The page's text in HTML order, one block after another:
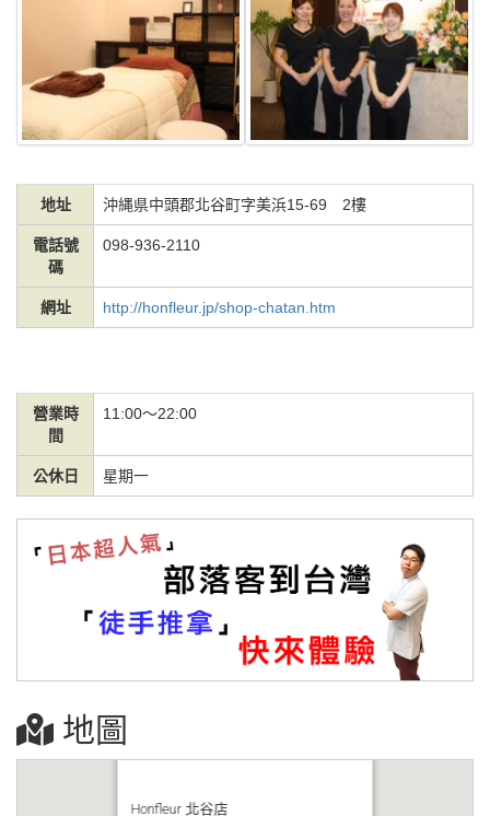
地址 沖縄県中頭郡北谷町字美浜15-69 2樓
電話號
碼
098-936-2110
網址 http://honfleur.jp/shop-chatan.htm
營業時
間
11:00～22:00
公休日 星期一
地圖
Honfleur 北谷店